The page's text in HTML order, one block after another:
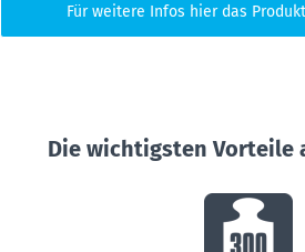
Für weitere Infos hier das
Die wichtigsten Vorteile